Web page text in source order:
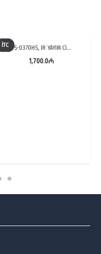
İTC TS-0370HS, IR YAYIM Cİ…
1,700.0₼